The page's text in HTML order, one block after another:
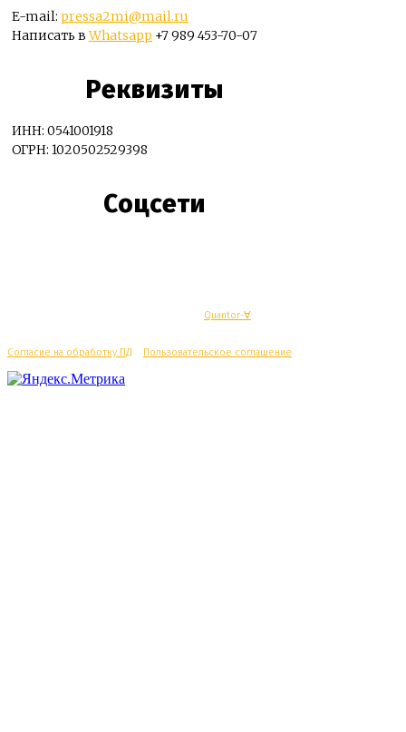
E-mail: pressa2mi@mail.ru
Написать вWhatsapp +7 989 453-70-07
Реквизиты
ИНН: 0541001918
ОГРН: 1020502529398
Соцсети
Quantor-∀
Согласие на обработку ПД Пользовательское соглашение